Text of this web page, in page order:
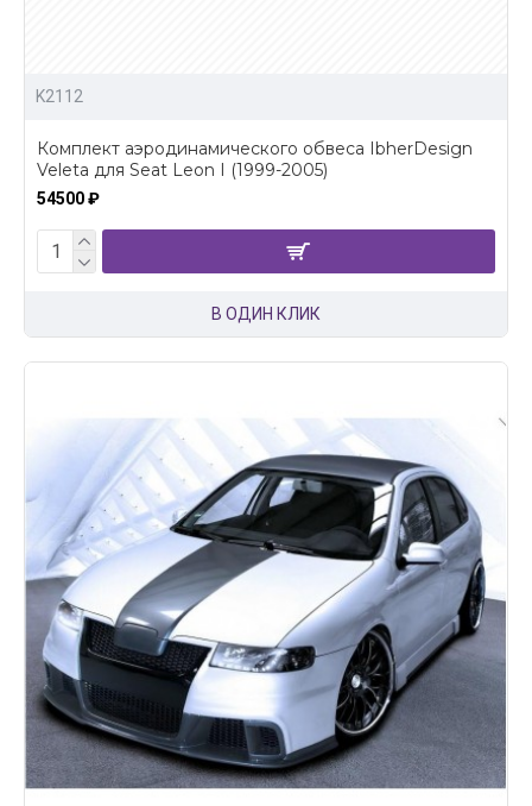
K2112
Комплект аэродинамического обвеса IbherDesign
Veleta для Seat Leon I (1999-2005)
54500 ₽
В ОДИН КЛИК